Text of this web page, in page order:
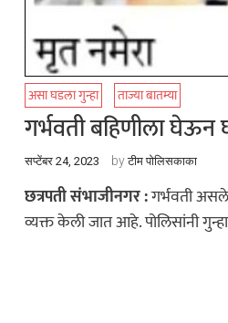
असा घडला गुन्हा ताज्या बातम्या
गर्भवती बहिणीला घेऊन
सप्टेंबर 24, 2023 byटीम पोलिसकाका
छत्रपती संभाजीनगर :गर्भवती
व्यक्त केली जात आहे. पोलिसांनी